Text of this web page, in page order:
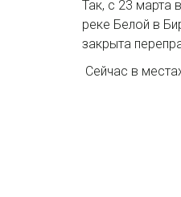
Так, с 23 марта
реке Белой в
закрыта
Сейчас в